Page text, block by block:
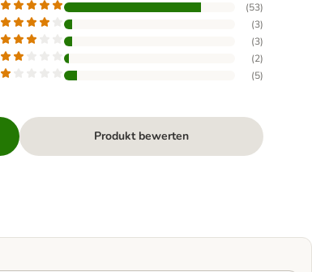
(53)
(3)
(3)
(2)
(5)
Produkt bewerten